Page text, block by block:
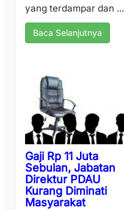
yang terdampar dan ...
Baca Selanjutnya
Gaji Rp 11 Juta
Sebulan, Jabatan
Direktur PDAU
Kurang Diminati
Masyarakat